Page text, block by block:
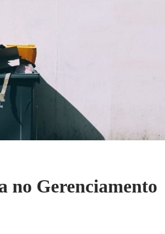
no Gerenciamento